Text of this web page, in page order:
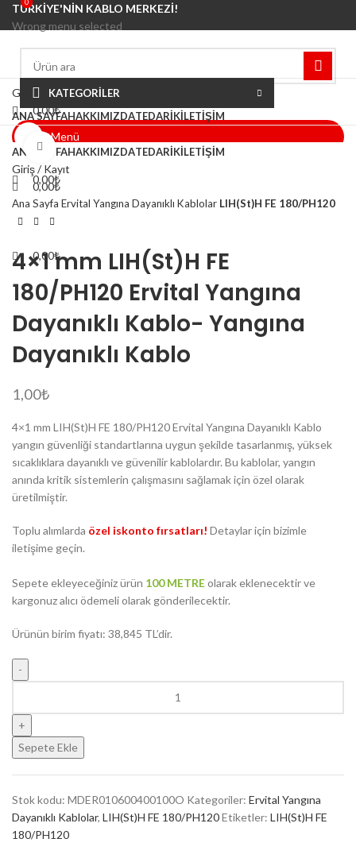
TÜRKİYE'NİN KABLO MERKEZİ!
Wrong menu selected
Giriş / Kayıt
0
0,00₺
Menü
0
0,00₺
KATEGORİLER
ANA SAYFAHAKKIMIZDATEDARIKİLETIŞIM
ANA SAYFAHAKKIMIZDATEDARIKİLETIŞIM
Giriş / Kayıt
0
0,00₺
0
0,00₺
Büyütmek için tıklayın
Ana Sayfa Ervital Yangına Dayanıklı Kablolar LIH(St)H FE 180/PH120
4×1 mm LIH(St)H FE
180/PH120 Ervital Yangına
Dayanıklı Kablo- Yangına
Dayanıklı Kablo
1,00₺
4×1 mm LIH(St)H FE 180/PH120 Ervital Yangına Dayanıklı Kablo
yangın güvenliği standartlarına uygun şekilde tasarlanmış, yüksek
sıcaklıklara dayanıklı ve güvenilir kablolardır. Bu kablolar, yangın
anında kritik sistemlerin çalışmasını sağlamak için özel olarak
üretilmiştir.
Toplu alımlarda özel iskonto fırsatları! Detaylar için bizimle
iletişime geçin.
Sepete ekleyeceğiniz ürün 100 METREolarak eklenecektir ve
kargonuz alıcı ödemeli olarak gönderilecektir.
Ürünün birim fiyatı: 38,845 TL’dir.
Sepete Ekle
Stok kodu: MDER010600400100O Kategoriler: Ervital Yangına
Dayanıklı Kablolar, LIH(St)H FE 180/PH120Etiketler: LIH(St)H FE
180/PH120